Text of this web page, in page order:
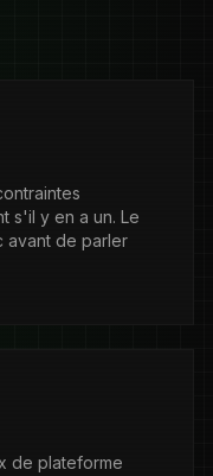
s'il y en a un. Le
avant de parler
de plateforme